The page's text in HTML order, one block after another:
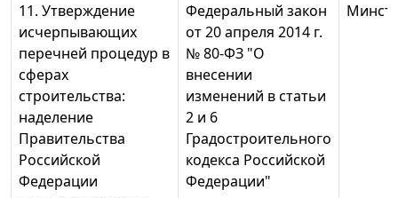
11. Утверждение
исчерпывающих
перечней процедур в
сферах
строительства:
наделение
Правительства
Российской
Федерации
Федеральный закон
от 20 апреля 2014 г.
№ 80-ФЗ "О
внесении
изменений в статьи
2 и 6
Градостроительного
кодекса Российской
Федерации"